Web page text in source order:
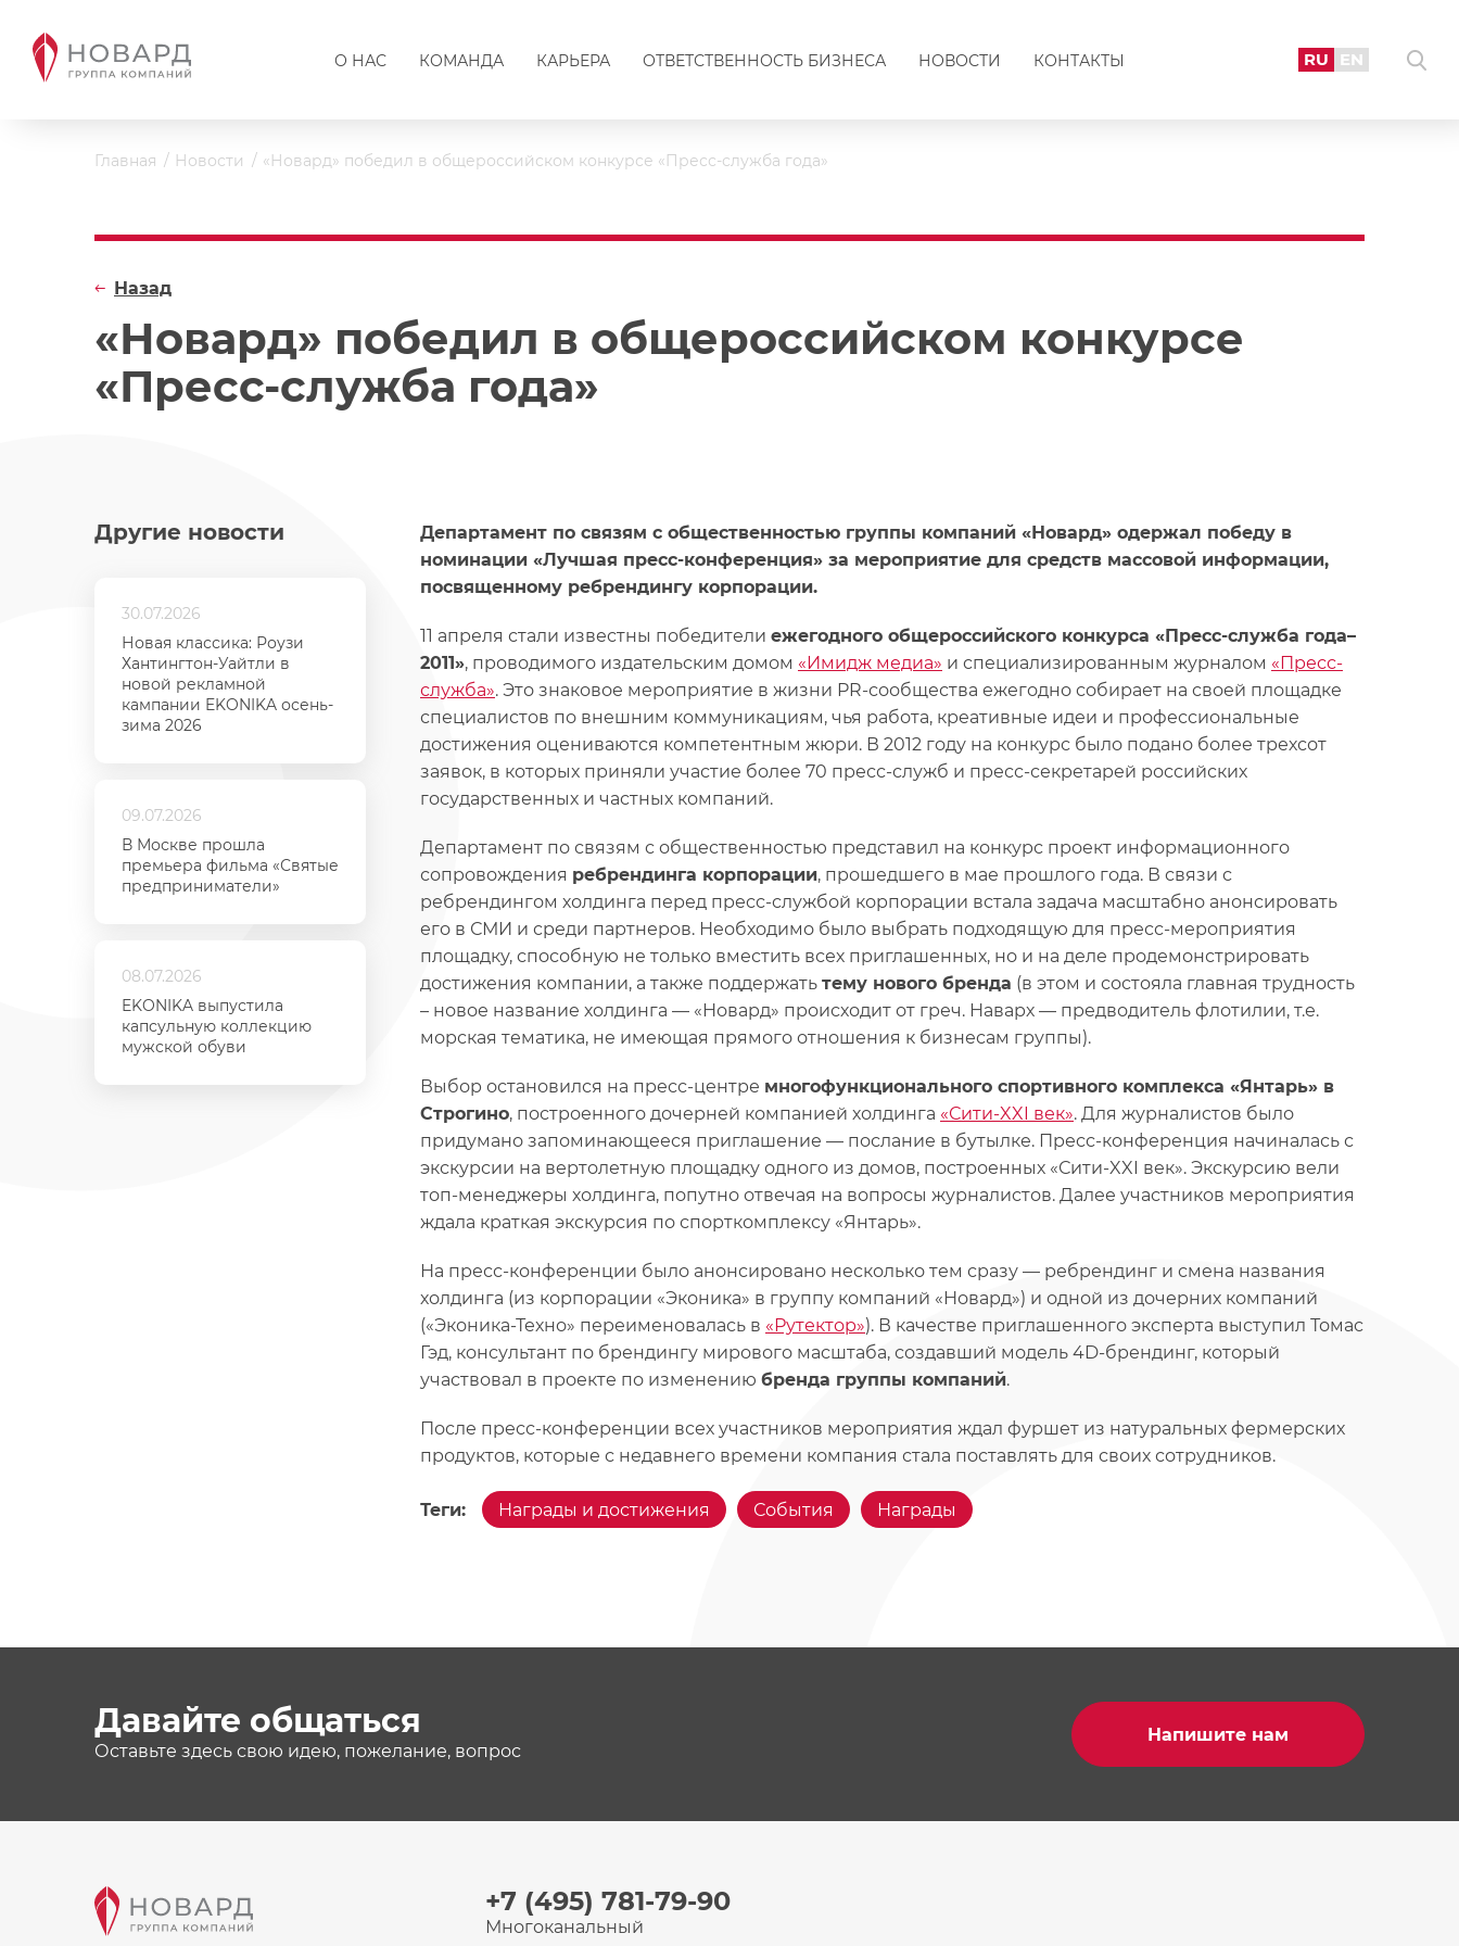
О НАС КОМАНДА КАРЬЕРА ОТВЕТСТВЕННОСТЬ БИЗНЕСА НОВОСТИ КОНТАКТЫ RU EN
Главная Новости «Новард» победил в общероссийском конкурсе «Пресс-служба года»
«Новард» победил в общероссийском конкурсе
«Пресс-служба года»
Назад
Другие новости
30.07.2026
Новая классика: Роузи
Хантингтон-Уайтли в
новой рекламной
кампании EKONIKA осень-
зима 2026
09.07.2026
В Москве прошла
премьера фильма «Святые
предприниматели»
08.07.2026
EKONIKA выпустила
капсульную коллекцию
мужской обуви
Департамент по связям с общественностью группы компаний «Новард» одержал победу в
номинации «Лучшая пресс-конференция» за мероприятие для средств массовой информации,
посвященному ребрендингу корпорации.
11 апреля стали известны победители ежегодного общероссийского конкурса «Пресс-служба года–
2011», проводимого издательским домом «Имидж медиа» и специализированным журналом «Пресс-
служба». Это знаковое мероприятие в жизни PR-сообщества ежегодно собирает на своей площадке
специалистов по внешним коммуникациям, чья работа, креативные идеи и профессиональные
достижения оцениваются компетентным жюри. В 2012 году на конкурс было подано более трехсот
заявок, в которых приняли участие более 70 пресс-служб и пресс-секретарей российских
государственных и частных компаний.
Департамент по связям с общественностью представил на конкурс проект информационного
сопровождения ребрендинга корпорации, прошедшего в мае прошлого года. В связи с
ребрендингом холдинга перед пресс-службой корпорации встала задача масштабно анонсировать
его в СМИ и среди партнеров. Необходимо было выбрать подходящую для пресс-мероприятия
площадку, способную не только вместить всех приглашенных, но и на деле продемонстрировать
достижения компании, а также поддержать тему нового бренда (в этом и состояла главная трудность
– новое название холдинга — «Новард» происходит от греч. Наварх — предводитель флотилии, т.е.
морская тематика, не имеющая прямого отношения к бизнесам группы).
Выбор остановился на пресс-центре многофункционального спортивного комплекса «Янтарь» в
Строгино, построенного дочерней компанией холдинга «Сити-XXI век». Для журналистов было
придумано запоминающееся приглашение — послание в бутылке. Пресс-конференция начиналась с
экскурсии на вертолетную площадку одного из домов, построенных «Сити-XXI век». Экскурсию вели
топ-менеджеры холдинга, попутно отвечая на вопросы журналистов. Далее участников мероприятия
ждала краткая экскурсия по спорткомплексу «Янтарь».
На пресс-конференции было анонсировано несколько тем сразу — ребрендинг и смена названия
холдинга (из корпорации «Эконика» в группу компаний «Новард») и одной из дочерних компаний
(«Эконика-Техно» переименовалась в «Рутектор»). В качестве приглашенного эксперта выступил Томас
Гэд, консультант по брендингу мирового масштаба, создавший модель 4D-брендинг, который
участвовал в проекте по изменению бренда группы компаний.
После пресс-конференции всех участников мероприятия ждал фуршет из натуральных фермерских
продуктов, которые с недавнего времени компания стала поставлять для своих сотрудников.
Теги: Награды и достижения События Награды
Давайте общаться
Оставьте здесь свою идею, пожелание, вопрос
Напишите нам
+7 (495) 781-79-90
Многоканальный